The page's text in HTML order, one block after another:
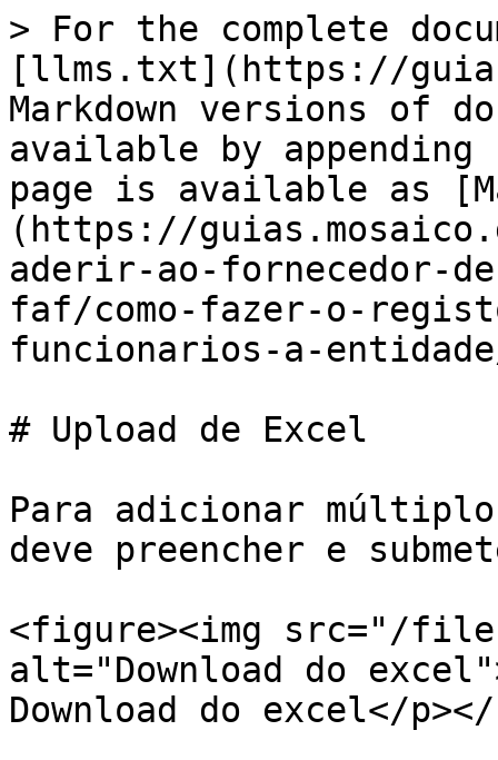
> For the complete
[llms.txt](https://
Markdown versions of
available by
page is available as
(https://
aderir-ao-fornecedor-
faf/como-fazer-o-
funcionarios-a-
# Upload de Excel
Para adicionar
deve preencher e
<figure><img src="/
alt="Download do
Download do excel</